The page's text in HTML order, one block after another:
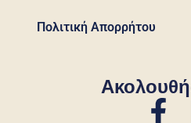
Πολιτική Απορρήτου